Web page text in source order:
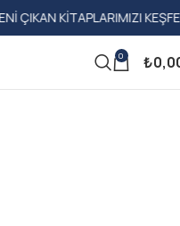
KITAPLARIMIZI
0 ₺